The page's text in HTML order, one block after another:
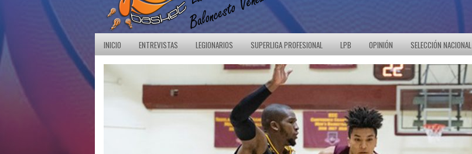
INICIO ENTREVISTAS LEGIONARIOS SUPERLIGA PROFESIONAL LPB OPINIÓN SELECCIÓN NACIONAL